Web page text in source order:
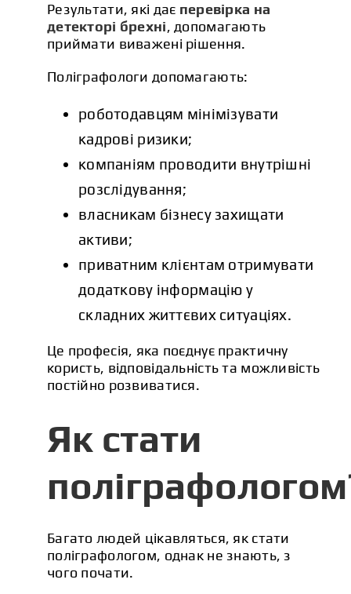
Результати, які дає перевірка на
детекторі брехні, допомагають
приймати виважені рішення.
Поліграфологи допомагають:
роботодавцям мінімізувати
кадрові ризики;
компаніям проводити внутрішні
розслідування;
власникам бізнесу захищати
активи;
приватним клієнтам отримувати
додаткову інформацію у
складних життєвих ситуаціях.
Це професія, яка поєднує практичну
користь, відповідальність та можливість
постійно розвиватися.
Як стати
Багато людей цікавляться, як стати
поліграфологом, однак не знають, з
чого почати.